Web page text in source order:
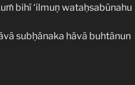
bihï ‘ilmuṇ wataḥsabūnahu
subḥänaka hävā buhtänun